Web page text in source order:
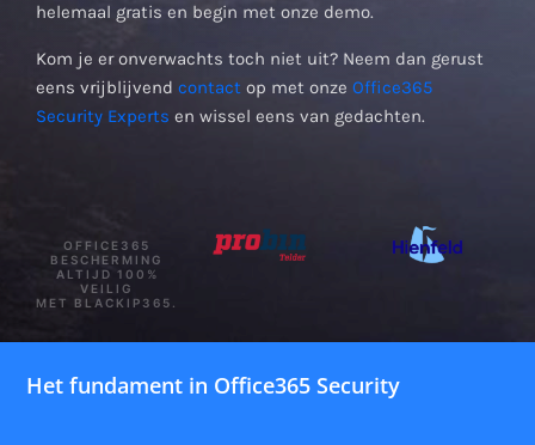
helemaal gratis en begin met onze demo.
Kom je er onverwachts toch niet uit? Neem dan gerust
eens vrijblijvend contact op met onze Office365
Security Experts en wissel eens van gedachten.
OFFICE365
BESCHERMING
ALTIJD 100%
VEILIG
MET BLACKIP365.
Het fundament in Office365 Security